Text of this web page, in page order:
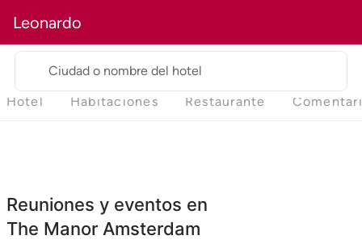
Leonardo
Ciudad o nombre del hotel
Hotel Habitaciones Restaurante
Reuniones y eventos en
The Manor Amsterdam